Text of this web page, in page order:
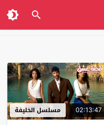
02:13:47 مسلسل الخليفة